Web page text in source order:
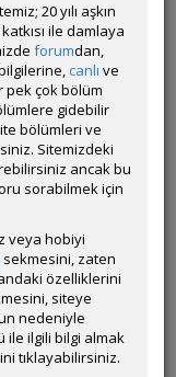
ve yeni
bir makale.
detaylı bir
Macracanthus )
kaynaklardan
konulara
ağacına gitmek
13 Haziran 2026
20 yılı aşkın
ile damlaya
forumdan,
canlı ve
pek çok bölüm
gidebilir
bölümleri ve
Sitemizdeki
ancak bu
sorabilmek için
veya hobiyi
sekmesini, zaten
özelliklerini
siteye
nedeniyle
ile ilgili bilgi almak
tıklayabilirsiniz.